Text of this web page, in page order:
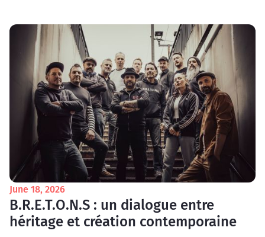
June 18, 2026
B.R.E.T.O.N.S : un dialogue entre
héritage et création contemporaine